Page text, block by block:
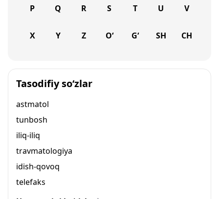
P Q R S T U V
X Y Z O‘ G‘ SH CH
Tasodifiy so‘zlar
astmatol
tunbosh
iliq-iliq
travmatologiya
idish-qovoq
telefaks